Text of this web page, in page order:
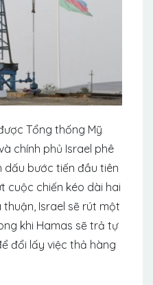
Tổng thống Mỹ
chính phủ Israel phê
dấu bước tiến đầu tiên
cuộc chiến kéo dài hai
Israel sẽ rút một
khi Hamas sẽ trả tự
đổi lấy việc thả hàng